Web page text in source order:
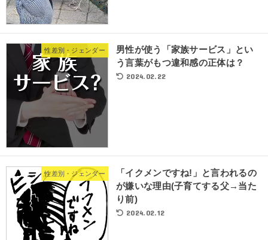
性差別・ジェンダー
男性が使う「家族サービス」とい
う言葉がもつ違和感の正体は？
2024.02.22
性差別・ジェンダー
「イクメンですね!」と言われるの
が嫌いな理由(子育てする父→当た
り前)
2024.02.12